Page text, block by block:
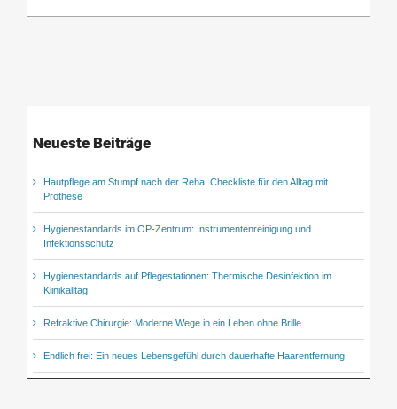
Neueste Beiträge
Hautpflege am Stumpf nach der Reha: Checkliste für den Alltag mit
Prothese
Hygienestandards im OP-Zentrum: Instrumentenreinigung und
Infektionsschutz
Hygienestandards auf Pflegestationen: Thermische Desinfektion im
Klinikalltag
Refraktive Chirurgie: Moderne Wege in ein Leben ohne Brille
Endlich frei: Ein neues Lebensgefühl durch dauerhafte Haarentfernung